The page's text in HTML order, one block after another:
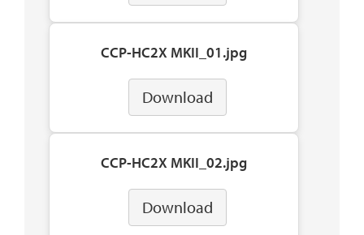
CCP-HC2X MKII_01.jpg
Download
CCP-HC2X MKII_02.jpg
Download